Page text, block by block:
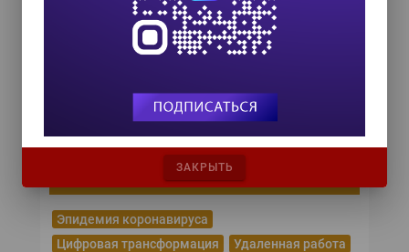
HR TECH + ИИ ТРАНСФОРМАЦИЯ 2026
8 октября 2026
COMPENSATION & BENEFITS FORUM
RUSSIA 2026
15 октября 2026
Популярные теги
Эпидемия коронавируса
Цифровая трансформация
Удаленная работа
ЗАКРЫТЬ